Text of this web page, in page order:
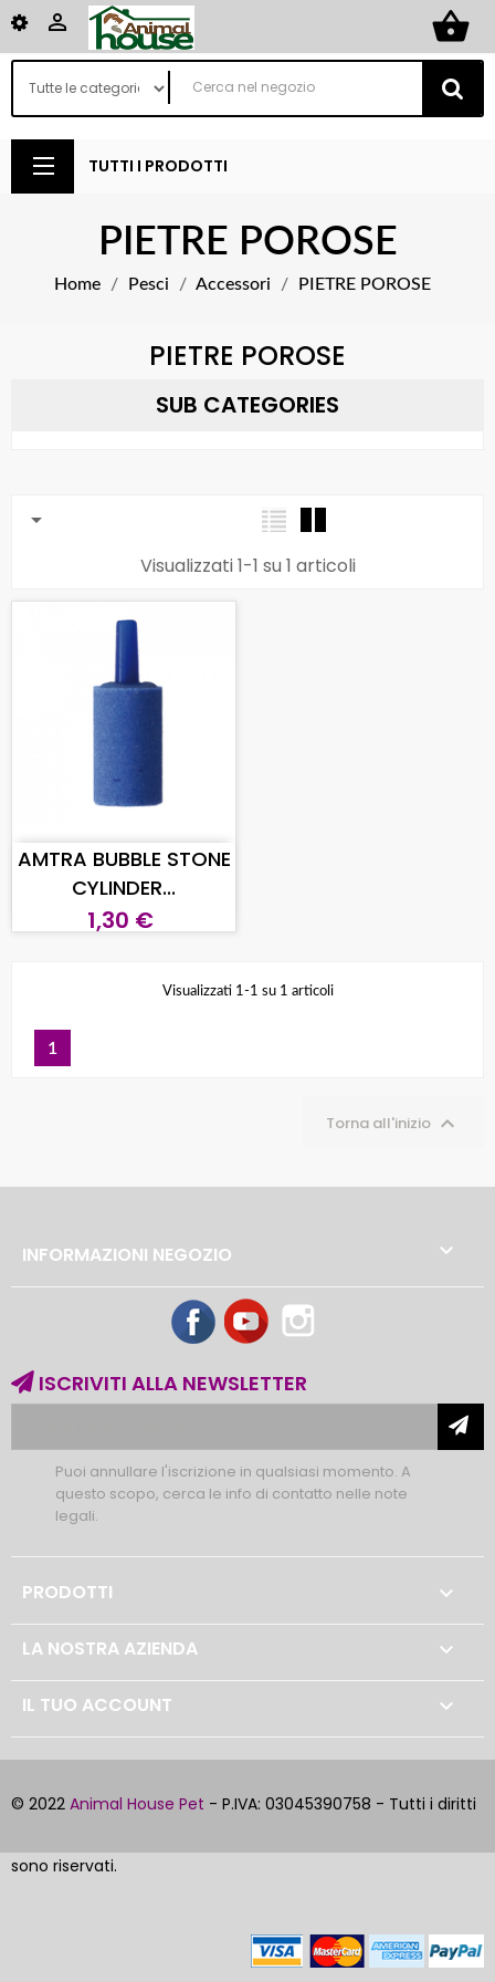
shopping_basket

TUTTI I PRODOTTI
PIETRE POROSE
Home Pesci Accessori PIETRE POROSE
PIETRE POROSE
SUB CATEGORIES

Visualizzati 1-1 su 1 articoli
AGGIUNGI AL CARRELLO
AMTRA BUBBLE STONE
CYLINDER...
1,30 €
Visualizzati 1-1 su 1 articoli
1
Torna all'inizio 
INFORMAZIONI NEGOZIO 
FacebookYouTube
ISCRIVITI ALLA NEWSLETTER
Puoi annullare l'iscrizione in qualsiasi momento. A
questo scopo, cerca le info di contatto nelle note
legali.
PRODOTTI 
LA NOSTRA AZIENDA 
IL TUO ACCOUNT 
© 2022 Animal House Pet - P.IVA: 03045390758 - Tutti i diritti
sono riservati.